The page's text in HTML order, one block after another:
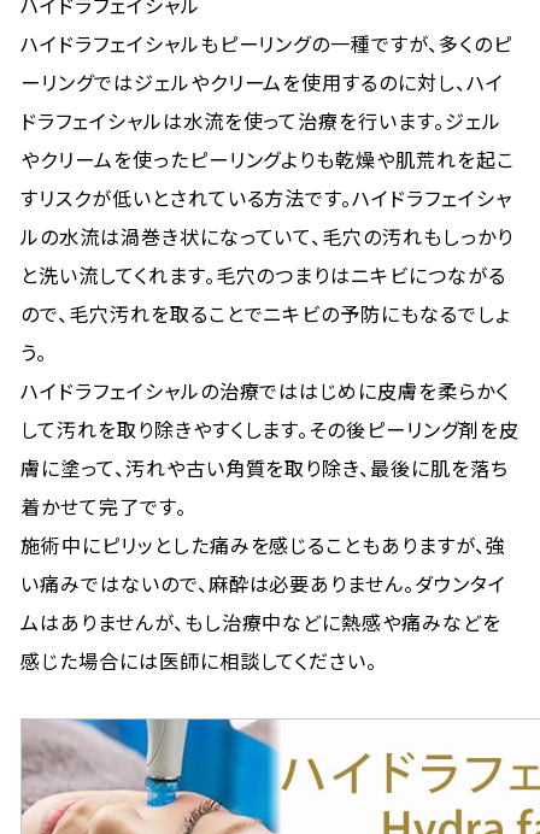
ハイドラフェイシャルもピーリングの一種ですが、多くのピ
ーリングではジェルやクリームを使用するのに対し、ハイ
ドラフェイシャルは水流を使って治療を行います。ジェル
やクリームを使ったピーリングよりも乾燥や肌荒れを起こ
すリスクが低いとされている方法です。ハイドラフェイシャ
ルの水流は渦巻き状になっていて、毛穴の汚れもしっかり
と洗い流してくれます。毛穴のつまりはニキビにつながる
ので、毛穴汚れを取ることでニキビの予防にもなるでしょ
う。
ハイドラフェイシャルの治療でははじめに皮膚を柔らかく
して汚れを取り除きやすくします。その後ピーリング剤を皮
膚に塗って、汚れや古い角質を取り除き、最後に肌を落ち
着かせて完了です。
施術中にピリッとした痛みを感じることもありますが、強
い痛みではないので、麻酔は必要ありません。ダウンタイ
ムはありませんが、もし治療中などに熱感や痛みなどを
感じた場合には医師に相談してください。